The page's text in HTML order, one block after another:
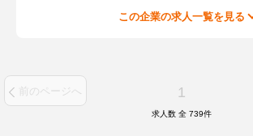
この企業の求人一覧を見る
前のページへ 1
求人数 全 739件